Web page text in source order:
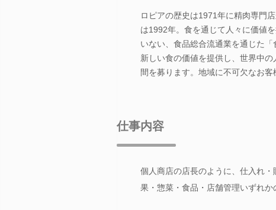
ロピアの歴史は1971年に精肉専門
は1992年。食を通じて人々に価値
いない、食品総合流通業を通じた「
新しい食の価値を提供し、世界中
間を募ります。地域に不可欠なお
仕事内容
個人商店の店長のように、仕入れ
果・惣菜・食品・店舗管理いずれか